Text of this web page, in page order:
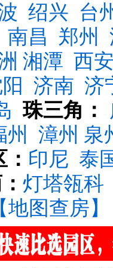
绍兴 台
南昌 郑州
湘潭 西
济南 济
珠三角：
州 漳州 泉
印尼 泰
灯塔瓴科
【地图查房】